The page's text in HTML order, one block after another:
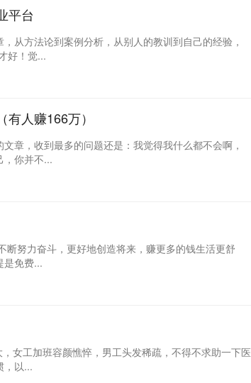
平台
从方法论到案例分析，从别人的教训到自己的经验，
好！觉...
人赚166万）
章，收到最多的问题还是：我觉得我什么都不会啊，
，你并不...
努力奋斗，更好地创造将来，赚更多的钱生活更舒
是免费...
女工加班容颜憔悴，男工头发稀疏，不得不求助一下医
，以...